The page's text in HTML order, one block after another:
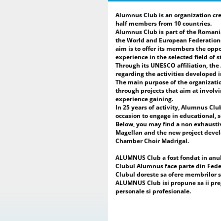
Alumnus Club is an organization
half members from 10 countries.
Alumnus Club is part of the
the World and European
aim is to offer its members the
experience in the selected field of
Through its UNESCO affiliation,
regarding the activities developed
The main purpose of the
through projects that aim at
experience gaining.
In 25 years of activity, Alumnus
occasion to engage in
Below, you may find a non
Magellan and the new project
Chamber Choir Madrigal.
ALUMNUS Club a fost fondat in
Clubul Alumnus face parte din
Clubul doreste sa ofere membrilor
ALUMNUS Club isi propune sa ii
personale si profesionale.